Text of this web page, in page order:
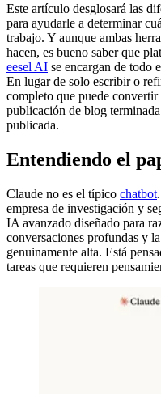
Este artículo desglosará las
para ayudarle a determinar
trabajo. Y aunque ambas
hacen, es bueno saber que
eesel AI se encargan de todo
En lugar de solo escribir o
completo que puede
publicación de blog
publicada.
Entendiendo el
Claude no es el típico chatbot
empresa de investigación y
IA avanzado diseñado para
conversaciones profundas y
genuinamente alta. Está
tareas que requieren